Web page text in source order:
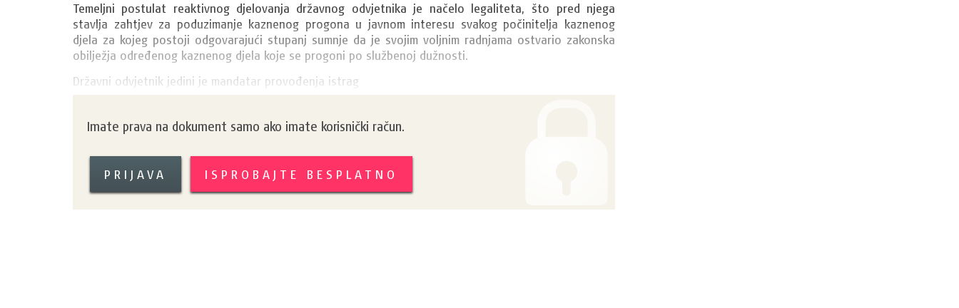
Temeljni postulat reaktivnog djelovanja državnog odvjetnika je načelo legaliteta, što pred njega
stavlja zahtjev za poduzimanje kaznenog progona u javnom interesu svakog počinitelja kaznenog
djela za kojeg postoji odgovarajući stupanj sumnje da je svojim voljnim radnjama ostvario zakonska
obilježja određenog kaznenog djela koje se progoni po službenoj dužnosti.
Državni odvjetnik jedini je mandatar provođenja istrag
Imate prava na dokument samo ako imate korisnički račun.
PRIJAVA ISPROBAJTE BESPLATNO